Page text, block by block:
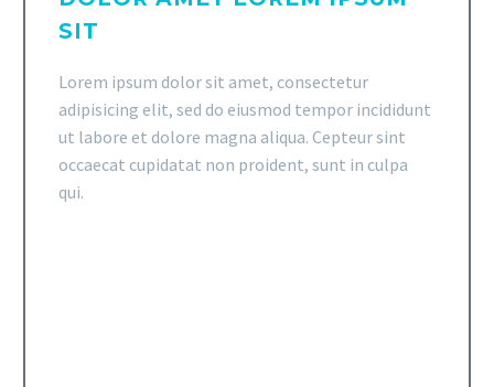
SIT
Lorem ipsum dolor sit amet, consectetur
adipisicing elit, sed do eiusmod tempor incididunt
ut labore et dolore magna aliqua. Cepteur sint
occaecat cupidatat non proident, sunt in culpa
qui.